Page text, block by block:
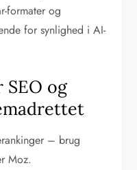
formater og
for synlighed i AI-
og
– brug
Moz.